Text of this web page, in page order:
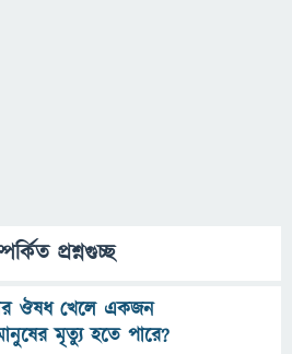
প্রশ্নগুচ্ছ
ঔষধ খেলে একজন
মৃত্যু হতে পারে?